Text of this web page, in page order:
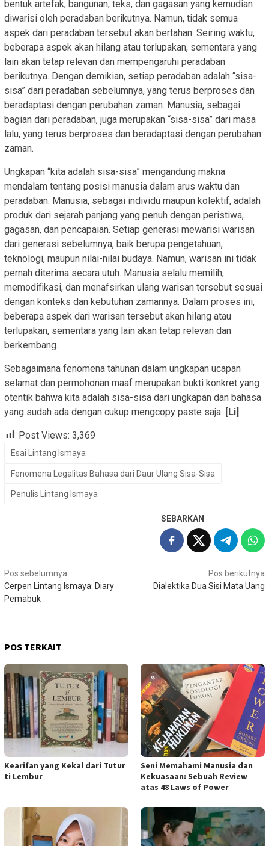
bentuk artefak, bangunan, teks, dan gagasan yang kemudian
diwarisi oleh peradaban berikutnya. Namun, tidak semua
aspek dari peradaban tersebut akan bertahan. Seiring waktu,
beberapa aspek akan hilang atau terlupakan, sementara yang
lain akan tetap relevan dan mempengaruhi peradaban
berikutnya. Dengan demikian, setiap peradaban adalah “sisa-
sisa” dari peradaban sebelumnya, yang terus berproses dan
beradaptasi dengan perubahan zaman. Manusia, sebagai
bagian dari peradaban, juga merupakan “sisa-sisa” dari masa
lalu, yang terus berproses dan beradaptasi dengan perubahan
zaman.
Ungkapan “kita adalah sisa-sisa” mengandung makna
mendalam tentang posisi manusia dalam arus waktu dan
peradaban. Manusia, sebagai individu maupun kolektif, adalah
produk dari sejarah panjang yang penuh dengan peristiwa,
gagasan, dan pencapaian. Setiap generasi mewarisi warisan
dari generasi sebelumnya, baik berupa pengetahuan,
teknologi, maupun nilai-nilai budaya. Namun, warisan ini tidak
pernah diterima secara utuh. Manusia selalu memilih,
memodifikasi, dan menafsirkan ulang warisan tersebut sesuai
dengan konteks dan kebutuhan zamannya. Dalam proses ini,
beberapa aspek dari warisan tersebut akan hilang atau
terlupakan, sementara yang lain akan tetap relevan dan
berkembang.
Sebagaimana fenomena tahunan dalam ungkapan ucapan
selamat dan permohonan maaf merupakan bukti konkret yang
otentik bahwa kita adalah sisa-sisa dari ungkapan dan bahasa
yang sudah ada dengan cukup mengcopy paste saja. [Li]
Post Views: 3,369
Esai Lintang Ismaya
Fenomena Legalitas Bahasa dari Daur Ulang Sisa-Sisa
Penulis Lintang Ismaya
SEBARKAN
Navigasi
pos
Pos sebelumnya
Cerpen Lintang Ismaya: Diary
Pemabuk
Pos berikutnya
Dialektika Dua Sisi Mata Uang
POS TERKAIT
Kearifan yang Kekal dari Tutur
ti Lembur
Seni Memahami Manusia dan
Kekuasaan: Sebuah Review
atas 48 Laws of Power